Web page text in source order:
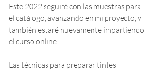
Este 2022 seguiré con las muestras para
el catálogo, avanzando en mi proyecto, y
también estaré nuevamente impartiendo
el curso online.
Las técnicas para preparar tintes